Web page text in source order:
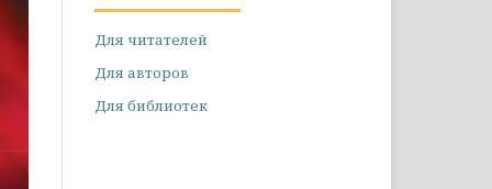
Для читателей
Для авторов
Для библиотек